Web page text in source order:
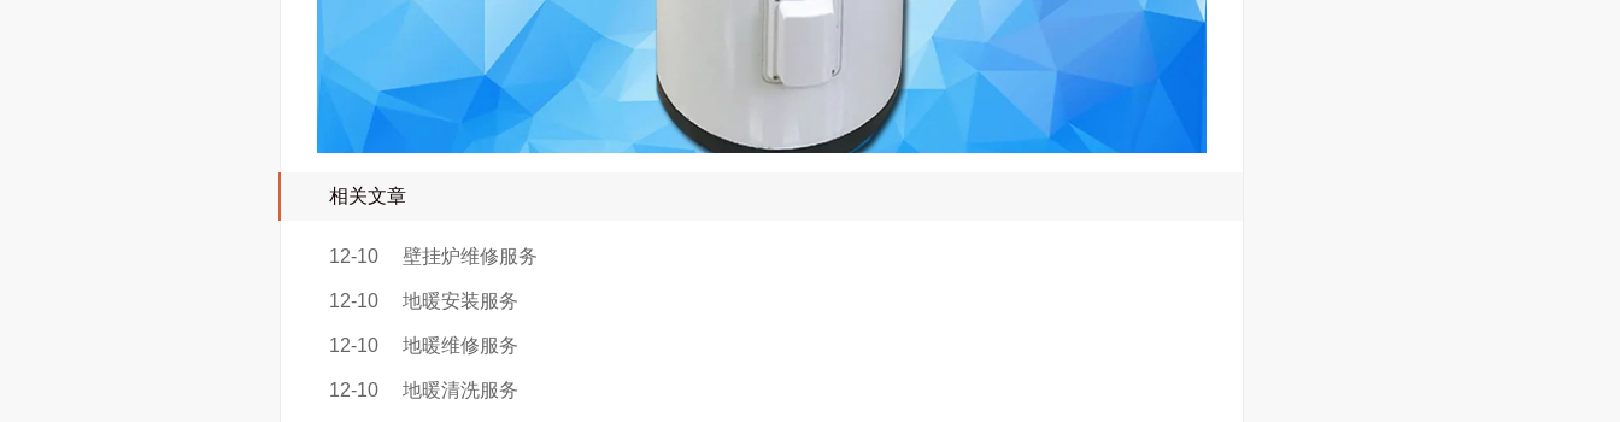
相关文章
12-10 壁挂炉维修服务
12-10 地暖安装服务
12-10 地暖维修服务
12-10 地暖清洗服务